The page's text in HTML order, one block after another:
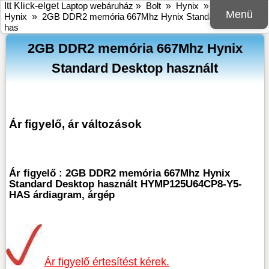
Menü
Itt Klick-elget Laptop webáruház » Bolt » Hynix »
Hynix » 2GB DDR2 memória 667Mhz Hynix Standard Desktop
has
2GB DDR2 memória 667Mhz Hynix
Standard Desktop használt
Ár figyelő, ár változások
Ár figyelő : 2GB DDR2 memória 667Mhz Hynix
Standard Desktop használt HYMP125U64CP8-Y5-
HAS árdiagram, árgép
Ár figyelő értesítést kérek.